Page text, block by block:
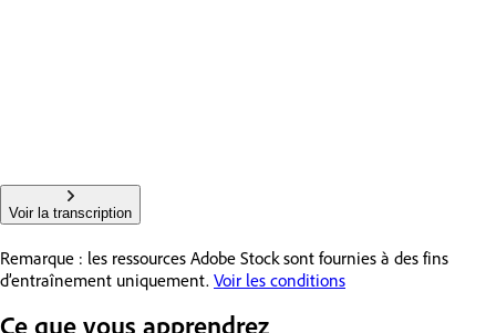
Voir la transcription
Remarque : les ressources Adobe Stock sont fournies à des fins
d’entraînement uniquement. Voir les conditions
Ce que vous apprendrez